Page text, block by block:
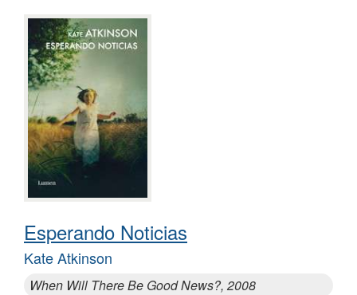
Esperando Noticias
Kate Atkinson
When Will There Be Good News?, 2008